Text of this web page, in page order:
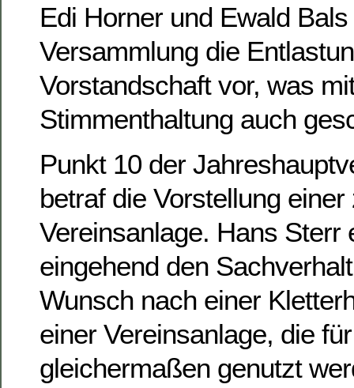
Edi Horner und Ewald
Versammlung die
Vorstandschaft vor, was
Stimmenthaltung auch
Punkt 10 der
betraf die Vorstellung
Vereinsanlage. Hans Sterr
eingehend den
Wunsch nach einer
einer Vereinsanlage, die
gleichermaßen genutzt